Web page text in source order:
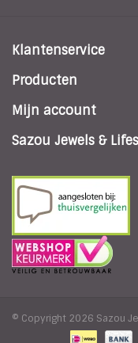
Klantenservice
Producten
Mijn account
Sazou Jewels &
© Copyright 2026 Sazou